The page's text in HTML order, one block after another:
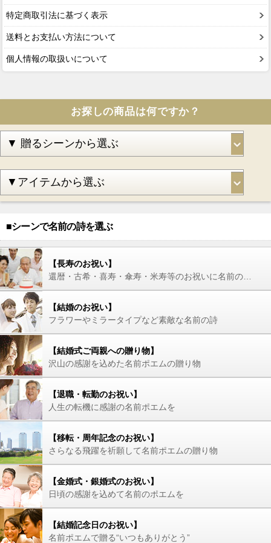
特定商取引法に基づく表示
送料とお支払い方法について
個人情報の取扱いについて
お探しの商品は何ですか？
■シーンで名前の詩を選ぶ
【長寿のお祝い】
【結婚のお祝い】
フラワーやミラータイプなど素敵な名前の詩
【結婚式ご両親への贈り物】
沢山の感謝を込めた名前ポエムの贈り物
【退職・転勤のお祝い】
人生の転機に感謝の名前ポエムを
【移転・周年記念のお祝い】
さらなる飛躍を祈願して名前ポエムの贈り物
【金婚式・銀婚式のお祝い】
日頃の感謝を込めて名前のポエムを
【結婚記念日のお祝い】
名前ポエムで贈る“いつもありがとう”